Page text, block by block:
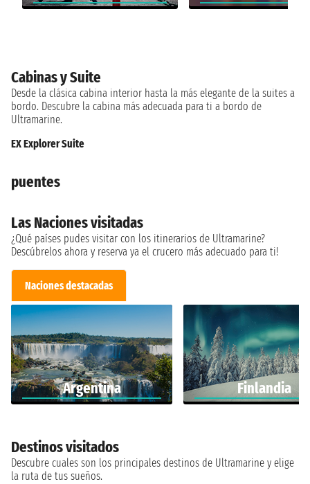
Cabinas y Suite
Desde la clásica cabina interior hasta la más elegante de la suites a
bordo. Descubre la cabina más adecuada para ti a bordo de
Ultramarine.
EX Explorer Suite
puentes
Las Naciones visitadas
¿Qué países pudes visitar con los itinerarios de Ultramarine?
Descúbrelos ahora y reserva ya el crucero más adecuado para ti!
Naciones destacadas
Argentina Finlandia
Destinos visitados
Descubre cuales son los principales destinos de Ultramarine y elige
la ruta de tus sueños.